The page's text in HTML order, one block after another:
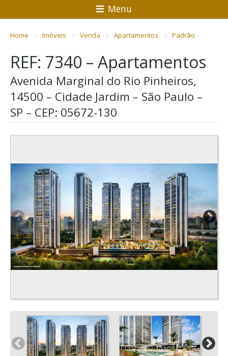
Menu
Home Imóveis Venda Apartamentos Padrão
REF: 7340 – Apartamentos
Avenida Marginal do Rio Pinheiros,
14500 – Cidade Jardim – São Paulo –
SP – CEP: 05672-130